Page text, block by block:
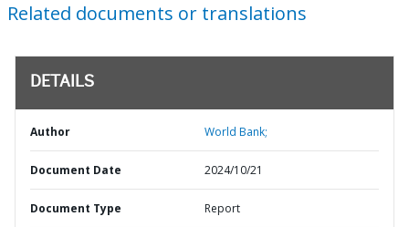
Related documents or translations
DETAILS
Author World Bank;
Document Date 2024/10/21
Document Type Report